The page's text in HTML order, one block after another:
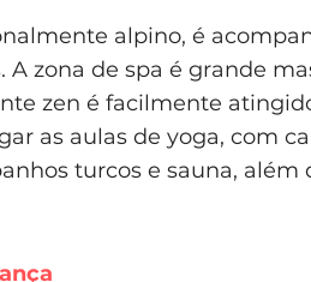
alpino, é
zona de spa é grande
zen é facilmente
as aulas de yoga, com
turcos e sauna, além